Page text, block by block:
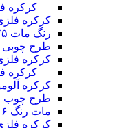
__ کرکره فلزی ۲۵
کرکره فلزی
رنگ مات ۲۵.م.م
طرح چوبی ۲۵.م.م
کرکره فلزی
__ کرکره فلزی ۱۶
کرکره آلومینیومی
طرح چوب ۱۶.م.م
مات رنگ ۱۶.م.م
کرکره فلزی